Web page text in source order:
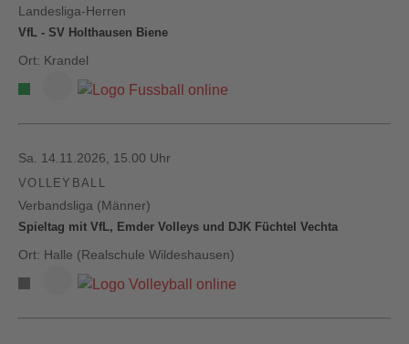
Landesliga-Herren
VfL - SV Holthausen Biene
Ort: Krandel
Sa. 14.11.2026, 15.00 Uhr
VOLLEYBALL
Verbandsliga (Männer)
Spieltag mit VfL, Emder Volleys und DJK Füchtel Vechta
Ort: Halle (Realschule Wildeshausen)